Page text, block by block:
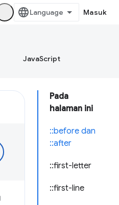
Masuk
JavaScript
Pada
halaman ini
::before dan
::after
::first-letter
::first-line